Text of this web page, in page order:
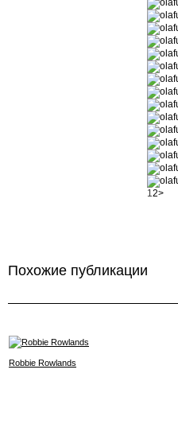
12>
Похожие публикации
Robbie Rowlands